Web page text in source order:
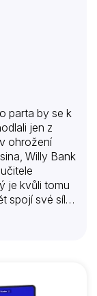
parta by se k
jen z
ohrožení
Willy Bank
je kvůli tomu
spojí své síly